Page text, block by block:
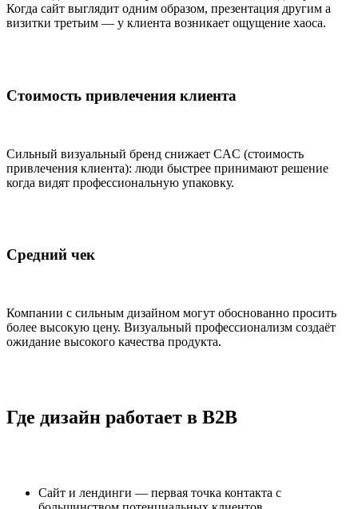
Когда сайт выглядит одним образом, презентация другим а
визитки третьим — у клиента возникает ощущение хаоса.
Стоимость привлечения клиента
Сильный визуальный бренд снижает CAC (стоимость
привлечения клиента): люди быстрее принимают решение
когда видят профессиональную упаковку.
Средний чек
Компании с сильным дизайном могут обоснованно просить
более высокую цену. Визуальный профессионализм создаёт
ожидание высокого качества продукта.
Где дизайн работает в B2B
Сайт и лендинги — первая точка контакта с